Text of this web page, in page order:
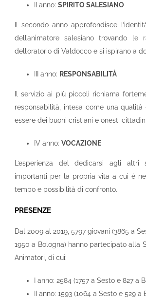
II anno: SPIRITO SALESIANO
Il secondo anno approfondisce
dell’animatore salesiano trovando le
dell’oratorio di Valdocco e si ispirano a
III anno: RESPONSABILITÀ
Il servizio ai più piccoli richiama
responsabilità, intesa come una
essere dei buoni cristiani e onesti
IV anno: VOCAZIONE
L’esperienza del dedicarsi agli altri
importanti per la propria vita a cui è
tempo e possibilità di confronto.
PRESENZE
Dal 2009 al 2019, 5797 giovani (3865 a
1950 a Bologna) hanno partecipato alla
Animatori, di cui:
I anno: 2584 (1757 a Sesto e 827 a
II anno: 1593 (1064 a Sesto e 529 a